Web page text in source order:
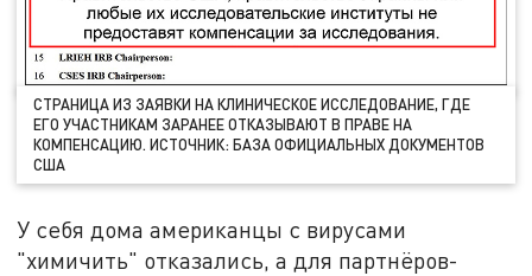
СТРАНИЦА ИЗ ЗАЯВКИ НА КЛИНИЧЕСКОЕ ИССЛЕДОВАНИЕ, ГДЕ
ЕГО УЧАСТНИКАМ ЗАРАНЕЕ ОТКАЗЫВАЮТ В ПРАВЕ НА
КОМПЕНСАЦИЮ. ИСТОЧНИК: БАЗА ОФИЦИАЛЬНЫХ ДОКУМЕНТОВ
США
У себя дома американцы с вирусами
"химичить" отказались, а для партнёров-